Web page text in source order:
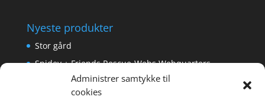
Administrer samtykke til
cookies
Nyeste produkter
Stor gård
Spidey + Friends Rescue-Webs Webquarters
Forlængerkabel til håndkontrol 2×2 m.
Pokemon Skoletaske med 4 Dele